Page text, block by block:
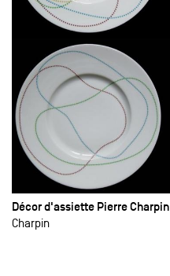
Décor d'assiette Pierre Charpin
Charpin